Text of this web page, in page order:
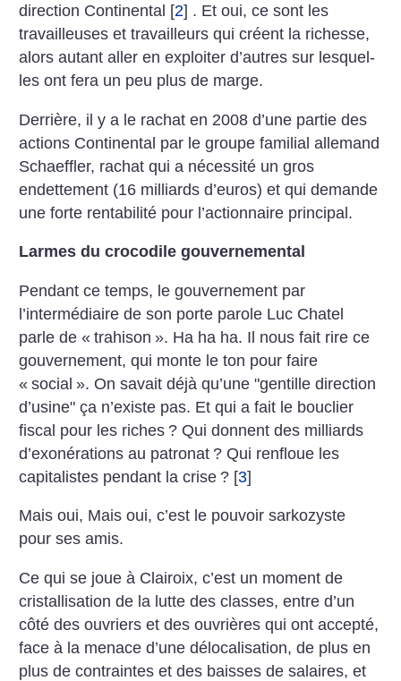
direction Continental [2] . Et oui, ce sont les
travailleuses et travailleurs qui créent la richesse,
alors autant aller en exploiter d’autres sur lesquel-
les ont fera un peu plus de marge.
Derrière, il y a le rachat en 2008 d’une partie des
actions Continental par le groupe familial allemand
Schaeffler, rachat qui a nécessité un gros
endettement (16 milliards d’euros) et qui demande
une forte rentabilité pour l’actionnaire principal.
Larmes du crocodile gouvernemental
Pendant ce temps, le gouvernement par
l’intermédiaire de son porte parole Luc Chatel
parle de « trahison ». Ha ha ha. Il nous fait rire ce
gouvernement, qui monte le ton pour faire
« social ». On savait déjà qu’une "gentille direction
d’usine" ça n’existe pas. Et qui a fait le bouclier
fiscal pour les riches ? Qui donnent des milliards
d’exonérations au patronat ? Qui renfloue les
capitalistes pendant la crise ? [3]
Mais oui, Mais oui, c’est le pouvoir sarkozyste
pour ses amis.
Ce qui se joue à Clairoix, c’est un moment de
cristallisation de la lutte des classes, entre d’un
côté des ouvriers et des ouvrières qui ont accepté,
face à la menace d’une délocalisation, de plus en
plus de contraintes et des baisses de salaires, et